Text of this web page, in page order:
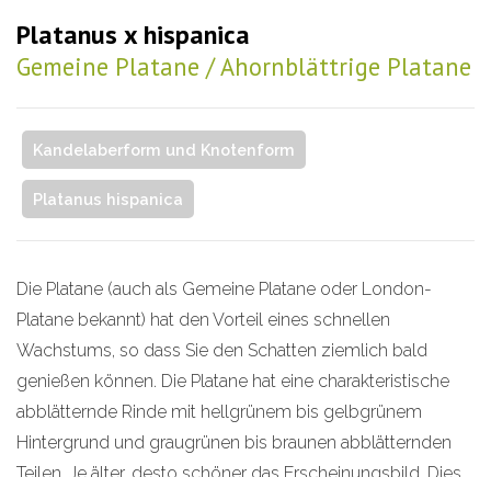
Platanus x hispanica
Gemeine Platane / Ahornblättrige Platane
Kandelaberform und Knotenform
Platanus hispanica
Die Platane (auch als Gemeine Platane oder London-
Platane bekannt) hat den Vorteil eines schnellen
Wachstums, so dass Sie den Schatten ziemlich bald
genießen können. Die Platane hat eine charakteristische
abblätternde Rinde mit hellgrünem bis gelbgrünem
Hintergrund und graugrünen bis braunen abblätternden
Teilen. Je älter, desto schöner das Erscheinungsbild. Dies